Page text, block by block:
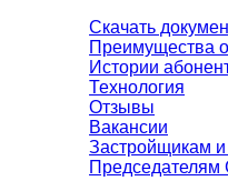
Скачать
Преимущества
Истории
Технология
Отзывы
Вакансии
Застройщикам